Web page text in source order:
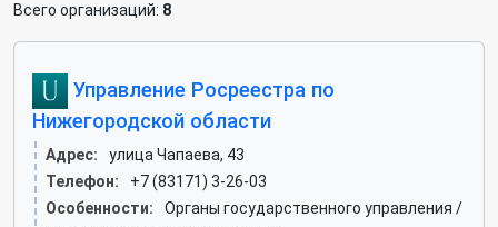
Всего организаций: 8
Управление Росреестра по
Нижегородской области
Адрес:
улица Чапаева, 43
Телефон:
+7 (83171) 3-26-03
Особенности:
Органы государственного управления /